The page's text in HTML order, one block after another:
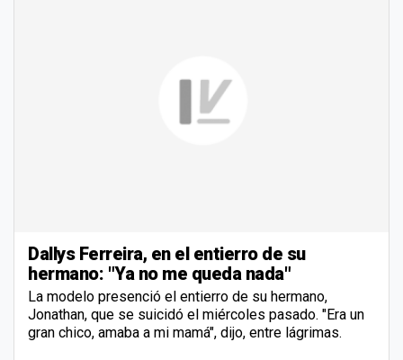
Dallys Ferreira, en el entierro de su
hermano: "Ya no me queda nada"
La modelo presenció el entierro de su hermano,
Jonathan, que se suicidó el miércoles pasado. "Era un
gran chico, amaba a mi mamá", dijo, entre lágrimas.